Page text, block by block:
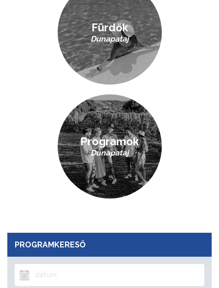
PROGRAMKERESŐ
Fürdők
Dunapataj
Programok
Dunapataj